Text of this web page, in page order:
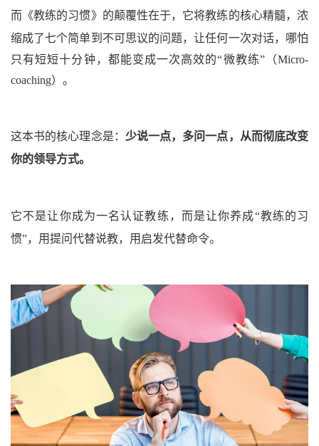
而《教练的习惯》的颠覆性在于，它将教练的核心精髓，浓
缩成了七个简单到不可思议的问题，让任何一次对话，哪怕
只有短短十分钟，都能变成一次高效的“微教练”（Micro-
coaching） 。
这本书的核心理念是： 少说一点，多问一点，从而彻底改变
你的领导方式。
它不是让你成为一名认证教练，而是让你养成“教练的习
惯”，用提问代替说教，用启发代替命令。